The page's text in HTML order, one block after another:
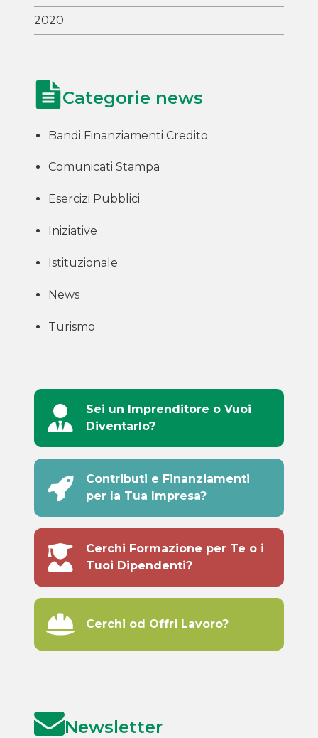
2020
Categorie news
Bandi Finanziamenti Credito
Comunicati Stampa
Esercizi Pubblici
Iniziative
Istituzionale
News
Turismo
Sei un Imprenditore o Vuoi
Diventarlo?
Contributi e Finanziamenti
per la Tua Impresa?
Cerchi Formazione per Te o i
Tuoi Dipendenti?
Cerchi od Offri Lavoro?
Newsletter